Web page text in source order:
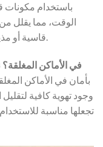
باستخدام مكونات
الوقت، مما يقلل من
قاسية أو مذيبات قد تضر بالنظم البيئية أو الحياة المائية.
هل يمكن استخدام Aquaquick في الأماكن المغلقة؟
وجود تهوية كافية لتقليل
تجعلها مناسبة